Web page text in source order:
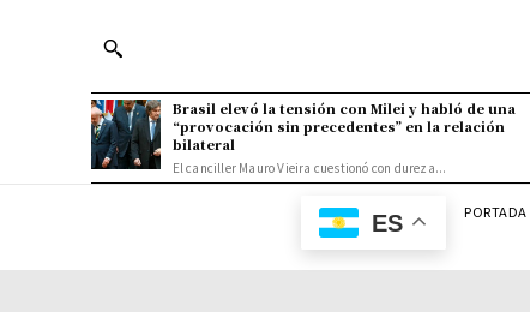
Brasil elevó la tensión con Milei y habló de una
“provocación sin precedentes” en la relación
bilateral
El canciller Mauro Vieira cuestionó con dureza...
ES PORTADA